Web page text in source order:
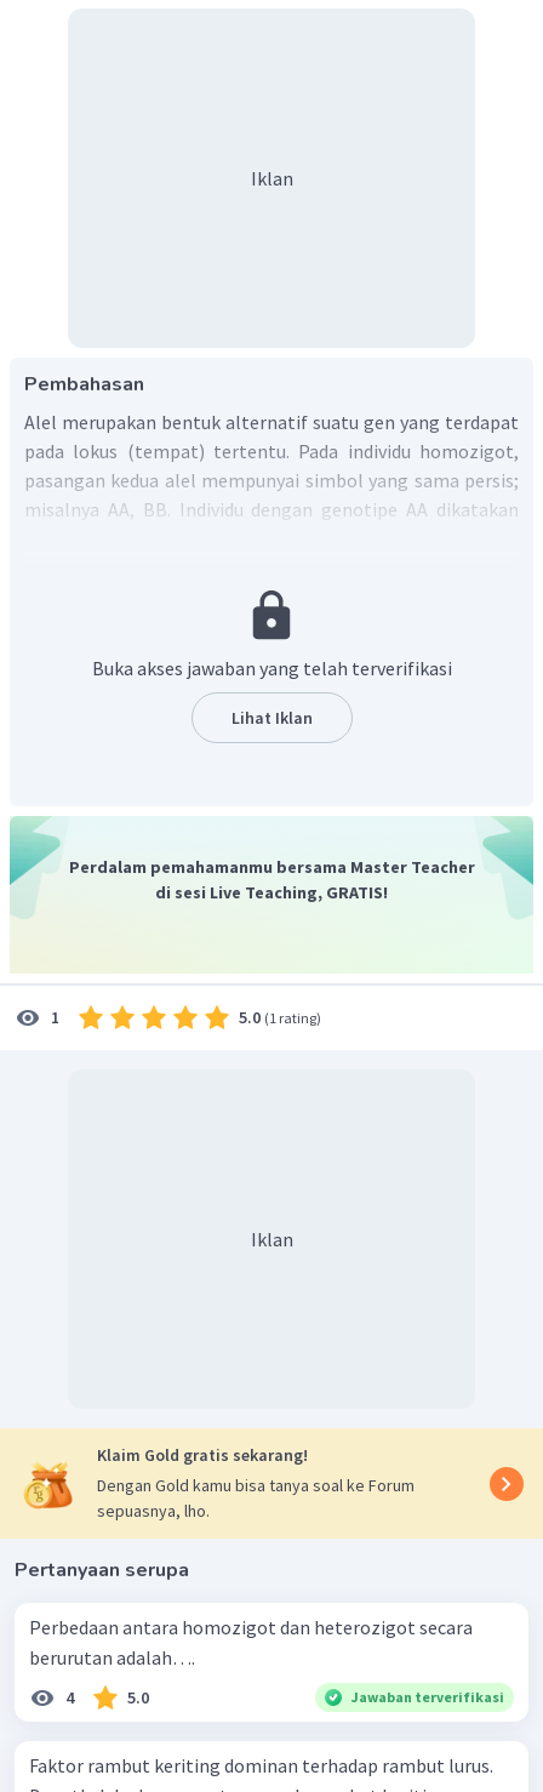
Iklan
Pembahasan
Alel merupakan bentuk alternatif suatu gen yang terdapat
pada lokus (tempat) tertentu. Pada individu homozigot,
pasangan kedua alel mempunyai simbol yang sama persis;
misalnya AA, BB. Individu dengan genotipe AA dikatakan
kopi dari alel. Berbeda halnya dengan genotipe
heterozigot, pasangan kedua alel mempunyai simbol yang
yaitu A dan a.
Dengan demikian, pilihan jawaban yang tepat adalah D.
Buka akses jawaban yang telah terverifikasi
Lihat Iklan
Perdalam pemahamanmu bersama Master Teacher
di sesi Live Teaching, GRATIS!
1 5.0 (1 rating)
Iklan
Klaim Gold gratis sekarang!
Dengan Gold kamu bisa tanya soal ke Forum
sepuasnya, lho.
Pertanyaan serupa
Perbedaan antara homozigot dan heterozigot secara
berurutan adalah….
4 5.0 Jawaban terverifikasi
Faktor rambut keriting dominan terhadap rambut lurus.